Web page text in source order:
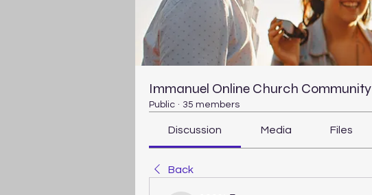
Immanuel Online Church Community
Public · 35 members
Discussion Media Files
Back